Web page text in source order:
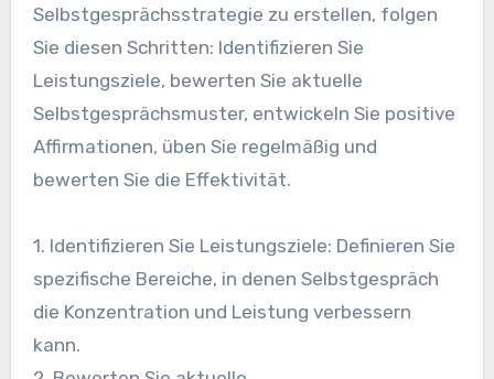
Selbstgesprächsstrategie zu erstellen, folgen
Sie diesen Schritten: Identifizieren Sie
Leistungsziele, bewerten Sie aktuelle
Selbstgesprächsmuster, entwickeln Sie positive
Affirmationen, üben Sie regelmäßig und
bewerten Sie die Effektivität.
1. Identifizieren Sie Leistungsziele: Definieren Sie
spezifische Bereiche, in denen Selbstgespräch
die Konzentration und Leistung verbessern
kann.